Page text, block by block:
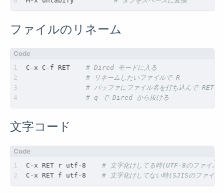
ファイルのリネーム
C-x C-f RET # Dired モードに入る
# リネームしたいファイルで R
# バッファにファイル名を打ち込んで RET
# q で Dired から抜ける
文字コード
C-x RET r utf-8 # 文字化けしてる時(UTF-8のファイル
C-x RET f utf-8 # 文字化けしてない時(SJISのファイル